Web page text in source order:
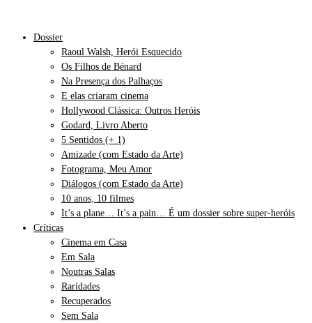
Dossier
Raoul Walsh, Herói Esquecido
Os Filhos de Bénard
Na Presença dos Palhaços
E elas criaram cinema
Hollywood Clássica: Outros Heróis
Godard, Livro Aberto
5 Sentidos (+ 1)
Amizade (com Estado da Arte)
Fotograma, Meu Amor
Diálogos (com Estado da Arte)
10 anos, 10 filmes
It’s a plane… It’s a pain… É um dossier sobre super-heróis
Críticas
Cinema em Casa
Em Sala
Noutras Salas
Raridades
Recuperados
Sem Sala